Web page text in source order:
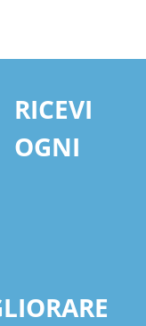
RICEVI
OGNI